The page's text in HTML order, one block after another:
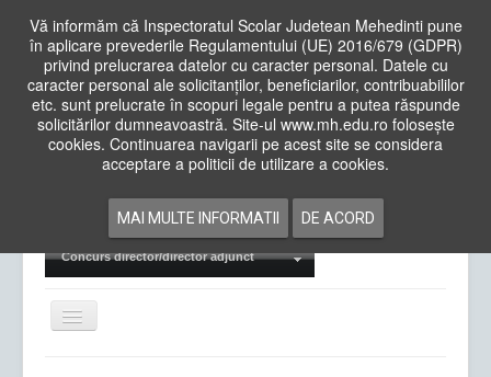
Vă informăm că Inspectoratul Scolar Judetean Mehedinti pune
în aplicare prevederile Regulamentului (UE) 2016/679 (GDPR)
privind prelucrarea datelor cu caracter personal. Datele cu
caracter personal ale solicitanților, beneficiarilor, contribuabililor
etc. sunt prelucrate în scopuri legale pentru a putea răspunde
solicitărilor dumneavoastră. Site-ul www.mh.edu.ro folosește
cookies. Continuarea navigarii pe acest site se considera
acceptare a politicii de utilizare a cookies.
MAI MULTE INFORMATII DE ACORD
Cauta
in
siteAcasa Cadre Didactice
Examene Naționale
Concurs director/director adjunct
Comută
navigarea